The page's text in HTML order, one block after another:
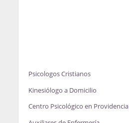
Psicologos Cristianos
Kinesiólogo a Domicilio
Centro Psicológico en Providencia